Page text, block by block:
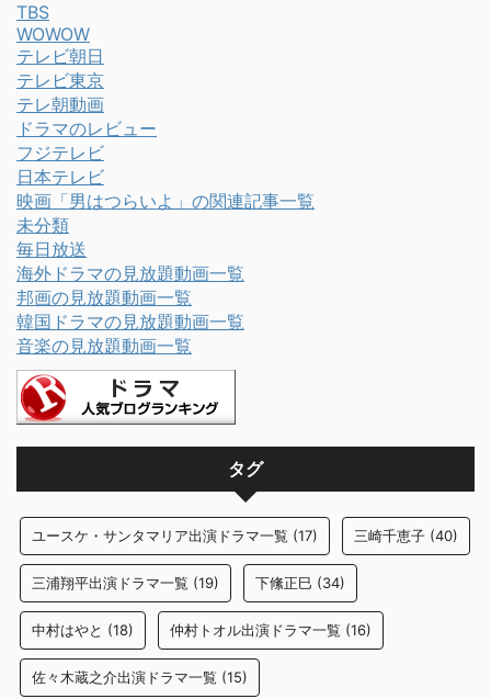
TBS
WOWOW
テレビ朝日
テレビ東京
テレ朝動画
ドラマのレビュー
フジテレビ
日本テレビ
映画「男はつらいよ」の関連記事一覧
未分類
毎日放送
海外ドラマの見放題動画一覧
邦画の見放題動画一覧
韓国ドラマの見放題動画一覧
音楽の見放題動画一覧
タグ
ユースケ・サンタマリア出演ドラマ一覧 (17) 三崎千恵子 (40)
三浦翔平出演ドラマ一覧 (19) 下絛正巳 (34)
中村はやと (18) 仲村トオル出演ドラマ一覧 (16)
佐々木蔵之介出演ドラマ一覧 (15)